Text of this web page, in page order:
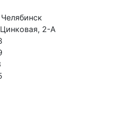
Челябинск
2-А